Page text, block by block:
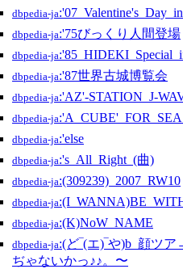
dbpedia-ja
dbpedia-ja:'75びっくり人間登場
dbpedia-ja
dbpedia-ja:'87世界古城博覧会
dbpedia-ja:'AZ'-STATION_J-
dbpedia-ja
dbpedia-ja:'else
dbpedia-ja:'s_All_Right_(曲)
dbpedia-ja:(309239)_2007_RW10
dbpedia-ja
dbpedia-ja:(K)NoW_NAME
dbpedia-ja:(ど‾(エ)‾や)b_顔ツ
ぢゃないかっ♪♪。〜